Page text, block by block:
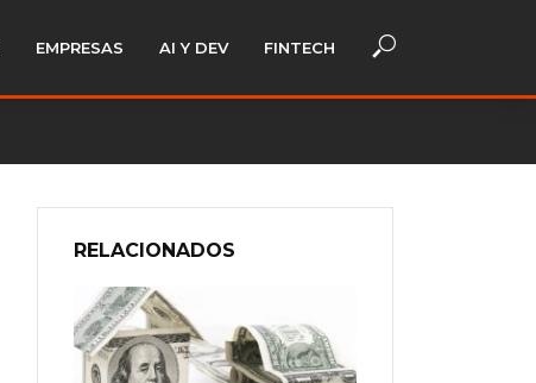
EMPRESAS AI Y DEV FINTECH
RELACIONADOS